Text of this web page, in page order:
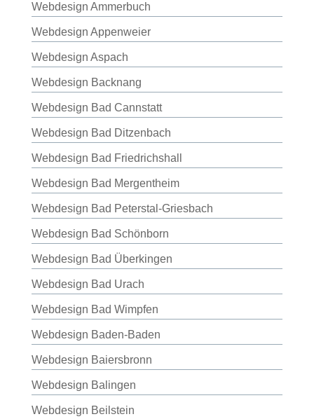
Webdesign Ammerbuch
Webdesign Appenweier
Webdesign Aspach
Webdesign Backnang
Webdesign Bad Cannstatt
Webdesign Bad Ditzenbach
Webdesign Bad Friedrichshall
Webdesign Bad Mergentheim
Webdesign Bad Peterstal-Griesbach
Webdesign Bad Schönborn
Webdesign Bad Überkingen
Webdesign Bad Urach
Webdesign Bad Wimpfen
Webdesign Baden-Baden
Webdesign Baiersbronn
Webdesign Balingen
Webdesign Beilstein